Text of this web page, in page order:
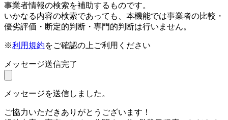
事業者情報の検索を補助するものです。
いかなる内容の検索であっても、本機能では事業者の比較・
優劣評価・断定的判断・専門的判断は行いません。
※利用規約をご確認の上ご利用ください
メッセージ送信完了
メッセージを送信しました。
ご協力いただきありがとうございます！